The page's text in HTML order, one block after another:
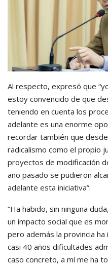
Al respecto, expresó que
estoy convencido de que
teniendo en cuenta los
adelante es una enorme
recordar también que
radicalismo como el propio
proyectos de modificación
año pasado se pudieron
adelante esta iniciativa”.
“Ha habido, sin ninguna
un impacto social que es
pero además la provincia
casi 40 años dificultades
caso concreto, a mí me ha